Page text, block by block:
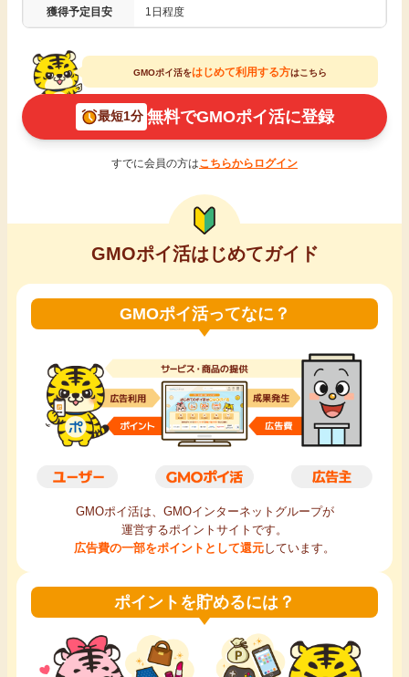
ゲーム
買い物
モニター
お友達紹介
カード比較
毎日ゲット
特集一覧
GMOポイ活の使い方
ヘルプセンター
買取・査定
学び
進学・教育
美容・健康
月額有料サービス
銀行・金融・投資
家計の固定費
獲得予定目安 1日程度
GMOポイ活をはじめて利用する方はこちら
最短1分 無料でGMOポイ活に登録
すでに会員の方はこちらからログイン
GMOポイ活はじめてガイド
GMOポイ活ってなに？
GMOポイ活は、GMOインターネットグループが
運営するポイントサイトです。
広告費の一部をポイントとして還元しています。
ポイントを貯めるには？